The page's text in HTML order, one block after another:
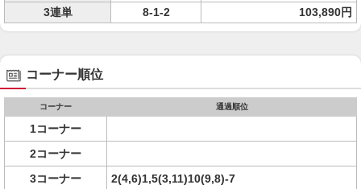
3連単
8-1-2 103,890円
コーナー順位
コーナー 通過順位
1コーナー
2コーナー
3コーナー
2(4,6)1,5(3,11)10(9,8)-7